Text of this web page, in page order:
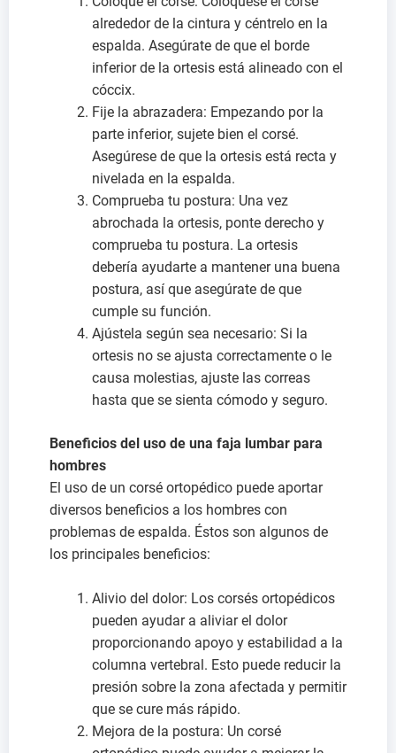
alrededor de la cintura y céntrelo en la
espalda. Asegúrate de que el borde
inferior de la ortesis está alineado con el
cóccix.
Fije la abrazadera: Empezando por la
parte inferior, sujete bien el corsé.
Asegúrese de que la ortesis está recta y
nivelada en la espalda.
Comprueba tu postura: Una vez
abrochada la ortesis, ponte derecho y
comprueba tu postura. La ortesis
debería ayudarte a mantener una buena
postura, así que asegúrate de que
cumple su función.
Ajústela según sea necesario: Si la
ortesis no se ajusta correctamente o le
causa molestias, ajuste las correas
hasta que se sienta cómodo y seguro.
Beneficios del uso de una faja lumbar para
hombres
El uso de un corsé ortopédico puede aportar
diversos beneficios a los hombres con
problemas de espalda. Éstos son algunos de
los principales beneficios:
Alivio del dolor: Los corsés ortopédicos
pueden ayudar a aliviar el dolor
proporcionando apoyo y estabilidad a la
columna vertebral. Esto puede reducir la
presión sobre la zona afectada y permitir
que se cure más rápido.
Mejora de la postura: Un corsé